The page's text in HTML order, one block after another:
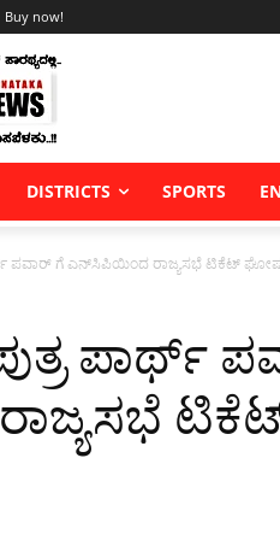
Buy now!
DISTRICTS SPORTS
ಪವಾರ್ ಗೆ ಎನ್‌ಸಿಪಿಯಿಂದ ರಾಜ್ಯಸಭೆ ಟಿಕೆಟ್
ಪಾರ್ಥ್